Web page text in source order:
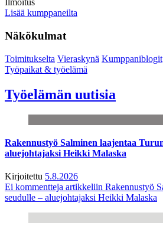
Ilmoitus
Lisää kumppaneilta
Näkökulmat
Toimitukselta Vieraskynä Kumppaniblogit
Työpaikat & työelämä
Työelämän uutisia
Rakennustyö Salminen laajentaa
aluejohtajaksi Heikki Malaska
Kirjoitettu 5.8.2026
Ei kommentteja artikkeliin Rakennustyö
seudulle – aluejohtajaksi Heikki Malaska